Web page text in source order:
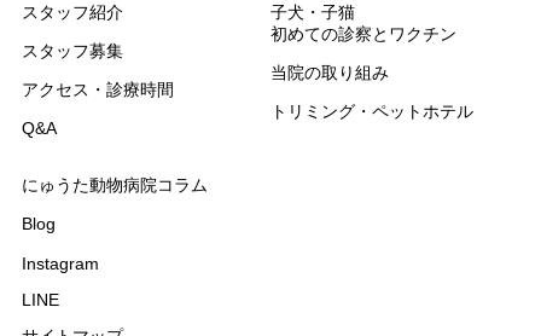
スタッフ紹介
スタッフ募集
アクセス・診療時間
Q&A
子犬・子猫
初めての診察とワクチン
当院の取り組み
トリミング・ペットホテル
にゅうた動物病院コラム
Blog
Instagram
LINE